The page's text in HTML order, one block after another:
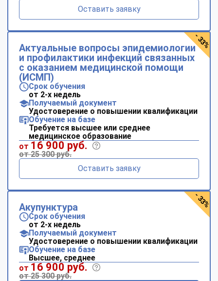
Оставить заявку
Актуальные вопросы эпидемиологии
и профилактики инфекций связанных
с оказанием медицинской помощи
(ИСМП)
Срок обучения
от 2-х недель
Получаемый документ
Удостоверение о повышении квалификации
Обучение на базе
Требуется высшее или среднее
медицинское образование
от 16 900 руб.
от 25 300 руб.
Оставить заявку
- 33%
Акупунктура
Срок обучения
от 2-х недель
Получаемый документ
Удостоверение о повышении квалификации
Обучение на базе
Высшее, среднее
от 16 900 руб.
от 25 300 руб.
- 33%